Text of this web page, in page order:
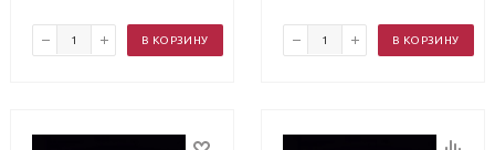
В КОРЗИНУ В КОРЗИНУ